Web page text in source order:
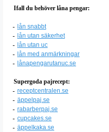
Ifall du behöver låna pengar:
- lån snabbt
- lån utan säkerhet
- lån utan uc
- lån med anmärkningar
- lånapengarutanuc.se
Supergoda pajrecept:
- receptcentralen.se
- äppelpaj.se
- rabarberpaj.se
- cupcakes.se
- äppelkaka.se